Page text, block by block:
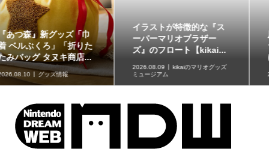
イラストが特徴的な『ス
ーパーマリオブラザー
ズ』のフロート【kikai...
2026.08.09
kikaiのマリオグッズ
ミュージアム
原作再現がスゴい「ギャ
ラクシーコート」の細部
に注目！元ネタも合わ...
2026.08.09